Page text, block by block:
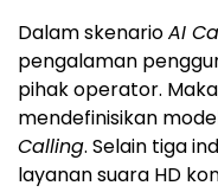
Dalam skenarioAI
pengalaman
pihak operator.
mendefinisikan
Calling. Selain tiga
layanan suara HD